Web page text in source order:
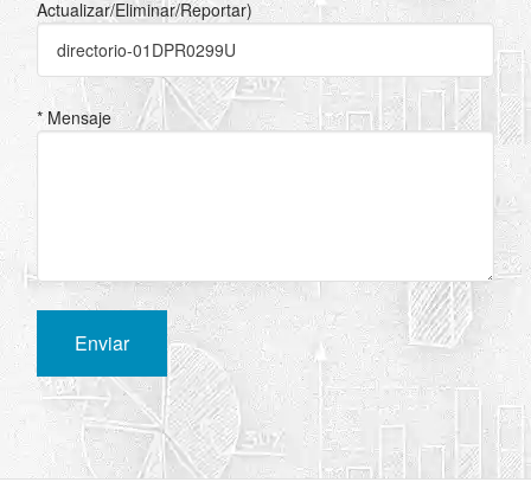
Actualizar/Eliminar/Reportar)
* Mensaje
Enviar